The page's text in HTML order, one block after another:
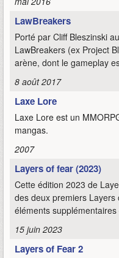
LawBreakers
Porté par Cliff Bleszinski
LawBreakers (ex Project
arène, dont le gameplay
8 août 2017
Laxe Lore
Laxe Lore est un
mangas.
2007
Layers of fear (2023)
Cette édition 2023 de
des deux premiers
éléments
15 juin 2023
Layers of Fear 2